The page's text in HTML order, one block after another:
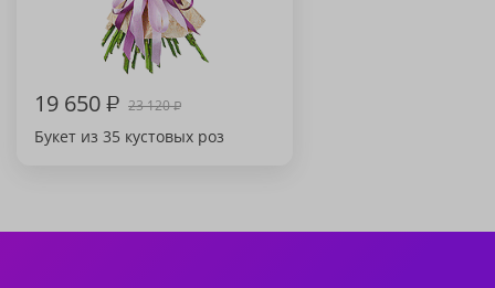
19 650₽ 23 120₽
Букет из 35 кустовых роз